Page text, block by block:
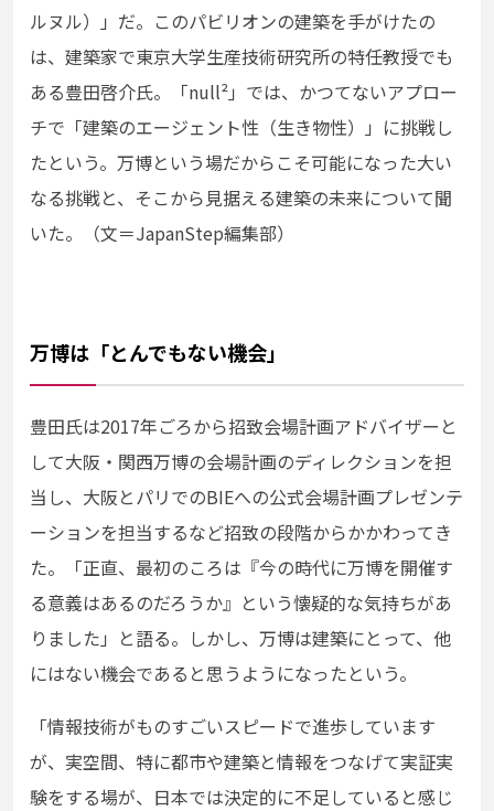
ルヌル）」だ。このパビリオンの建築を手がけたの
は、建築家で東京大学生産技術研究所の特任教授でも
ある豊田啓介氏。「null²」では、かつてないアプロー
チで「建築のエージェント性（生き物性）」に挑戦し
たという。万博という場だからこそ可能になった大い
なる挑戦と、そこから見据える建築の未来について聞
いた。（文＝JapanStep編集部）
万博は「とんでもない機会」
豊田氏は2017年ごろから招致会場計画アドバイザーと
して大阪・関西万博の会場計画のディレクションを担
当し、大阪とパリでのBIEへの公式会場計画プレゼンテ
ーションを担当するなど招致の段階からかかわってき
た。「正直、最初のころは『今の時代に万博を開催す
る意義はあるのだろうか』という懐疑的な気持ちがあ
りました」と語る。しかし、万博は建築にとって、他
にはない機会であると思うようになったという。
「情報技術がものすごいスピードで進歩しています
が、実空間、特に都市や建築と情報をつなげて実証実
験をする場が、日本では決定的に不足していると感じ